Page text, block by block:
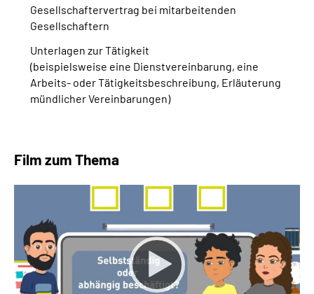
Gesellschaftervertrag bei mitarbeitenden
Gesellschaftern
Unterlagen zur Tätigkeit
(beispielsweise eine Dienstvereinbarung, eine
Arbeits- oder Tätigkeitsbeschreibung, Erläuterung
mündlicher Vereinbarungen)
Film zum Thema